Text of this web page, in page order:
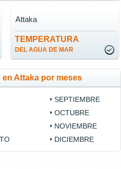
TEMPERATURA
DEL AGUA DE MAR
Attaka
en Attaka por meses
SEPTIEMBRE
OCTUBRE
NOVIEMBRE
DICIEMBRE